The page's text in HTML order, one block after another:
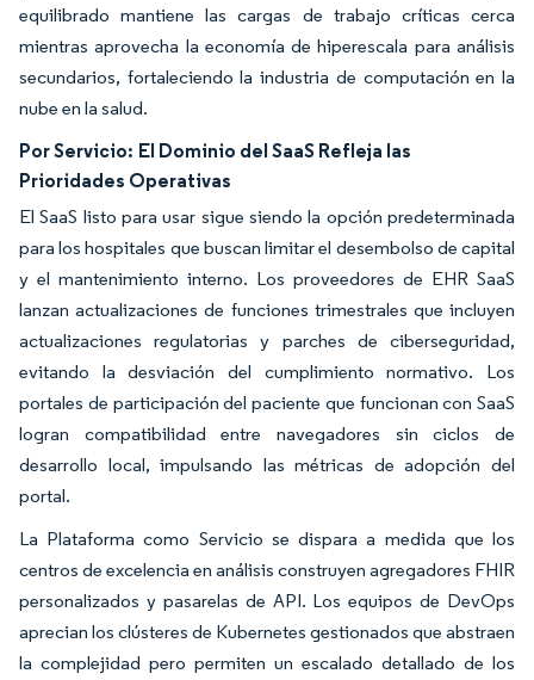
equilibrado mantiene las cargas de trabajo críticas cerca
mientras aprovecha la economía de hiperescala para análisis
secundarios, fortaleciendo la industria de computación en la
nube en la salud.
Por Servicio: El Dominio del SaaS Refleja las
Prioridades Operativas
El SaaS listo para usar sigue siendo la opción predeterminada
para los hospitales que buscan limitar el desembolso de capital
y el mantenimiento interno. Los proveedores de EHR SaaS
lanzan actualizaciones de funciones trimestrales que incluyen
actualizaciones regulatorias y parches de ciberseguridad,
evitando la desviación del cumplimiento normativo. Los
portales de participación del paciente que funcionan con SaaS
logran compatibilidad entre navegadores sin ciclos de
desarrollo local, impulsando las métricas de adopción del
portal.
La Plataforma como Servicio se dispara a medida que los
centros de excelencia en análisis construyen agregadores FHIR
personalizados y pasarelas de API. Los equipos de DevOps
aprecian los clústeres de Kubernetes gestionados que abstraen
la complejidad pero permiten un escalado detallado de los